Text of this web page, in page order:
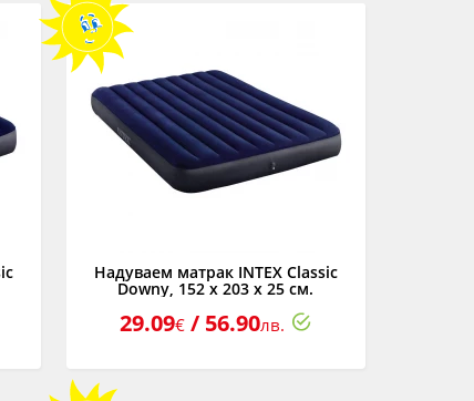
Надуваем матрак INTEX Classic
Downy, 152 х 203 х 25 см.
29.09€ / 56.90лв.